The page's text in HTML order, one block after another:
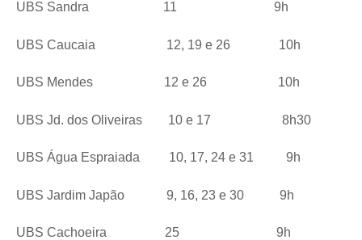
UBS Sandra 11 9h
UBS Caucaia 12, 19 e 26 10h
UBS Mendes 12 e 26 10h
UBS Jd. dos Oliveiras 10 e 17 8h30
UBS Água Espraiada 10, 17, 24 e 31 9h
UBS Jardim Japão 9, 16, 23 e 30 9h
UBS Cachoeira 25 9h